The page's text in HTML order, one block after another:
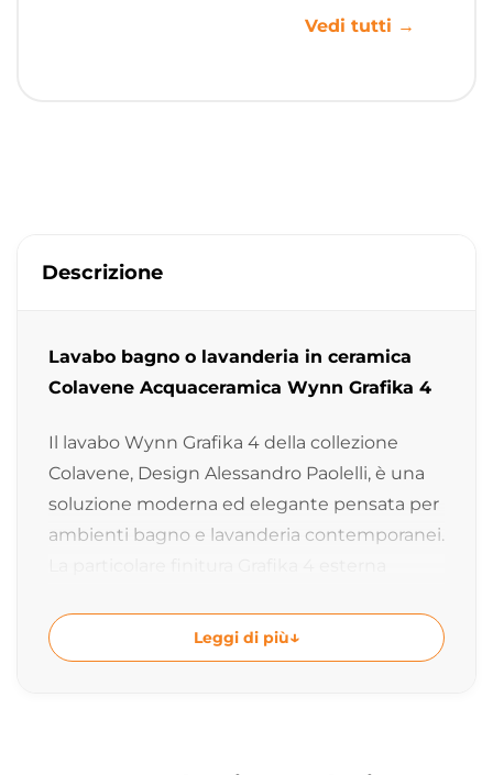
Vedi tutti →
Descrizione
Lavabo bagno o lavanderia in ceramica
Colavene Acquaceramica Wynn Grafika 4
Il lavabo Wynn Grafika 4 della collezione
Colavene, Design Alessandro Paolelli, è una
soluzione moderna ed elegante pensata per
ambienti bagno e lavanderia contemporanei.
carattere e personalità all’ambiente con uno
stile raffinato e distintivo.
Leggi di più